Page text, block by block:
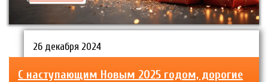
26 декабря 2024
С наступающим Новым 2025 годом, дорогие